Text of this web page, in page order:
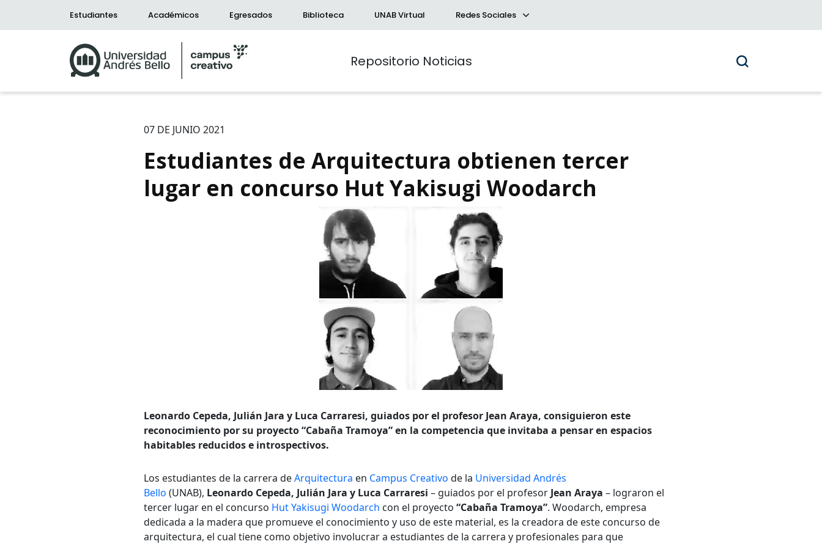
Estudiantes Académicos Egresados Biblioteca UNAB Virtual Redes Sociales
Repositorio Noticias
07 DE JUNIO 2021
Estudiantes de Arquitectura obtienen tercer
lugar en concurso Hut Yakisugi Woodarch
Leonardo Cepeda, Julián Jara y Luca Carraresi, guiados por el profesor Jean Araya, consiguieron este
reconocimiento por su proyecto “Cabaña Tramoya” en la competencia que invitaba a pensar en espacios
habitables reducidos e introspectivos.
Los estudiantes de la carrera deArquitectura en Campus Creativo de la Universidad Andrés
Bello (UNAB), Leonardo Cepeda, Julián Jara y Luca Carraresi – guiados por el profesor Jean Araya – lograron el
tercer lugar en el concurso Hut Yakisugi Woodarch con el proyecto“Cabaña Tramoya”. Woodarch, empresa
dedicada a la madera que promueve el conocimiento y uso de este material, es la creadora de este concurso de
arquitectura, el cual tiene como objetivo involucrar a estudiantes de la carrera y profesionales para que